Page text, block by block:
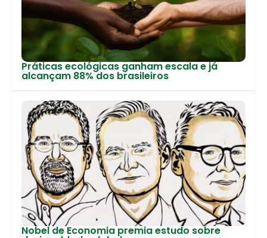
Práticas ecológicas ganham escala e já
alcançam 88% dos brasileiros
Nobel de Economia premia estudo sobre